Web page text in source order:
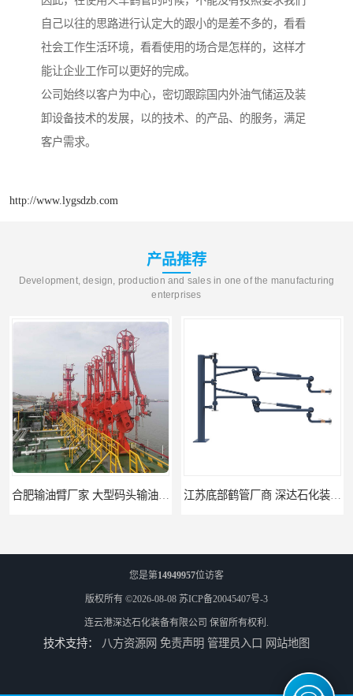
自己以往的思路进行认定大的跟小的是差不多的，看看
社会工作生活环境，看看使用的场合是怎样的，这样才
能让企业工作可以更好的完成。
公司始终以客户为中心，密切跟踪国内外油气储运及装
卸设备技术的发展，以的技术、的产品、的服务，满足
客户需求。
http://www.lygsdzb.com
产品推荐
Development, design, production and sales in one of the manufacturing
enterprises
您是第14949957位访客
版权所有 ©2026-08-08 苏ICP备20045407号-3
连云港深达石化装备有限公司 保留所有权利.
技术支持： 八方资源网 免责声明 管理员入口 网站地图